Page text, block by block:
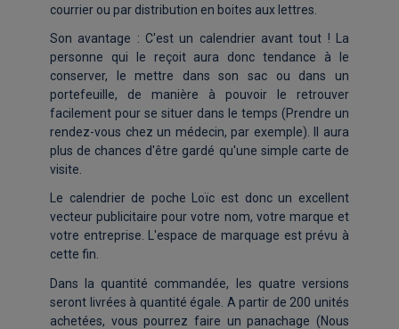
courrier ou par distribution en boites aux lettres.
Son avantage : C'est un calendrier avant tout ! La
personne qui le reçoit aura donc tendance à le
conserver, le mettre dans son sac ou dans un
portefeuille, de manière à pouvoir le retrouver
facilement pour se situer dans le temps (Prendre un
rendez-vous chez un médecin, par exemple). Il aura
plus de chances d'être gardé qu'une simple carte de
visite.
Le calendrier de poche Loïc est donc un excellent
vecteur publicitaire pour votre nom, votre marque et
votre entreprise. L'espace de marquage est prévu à
cette fin.
Dans la quantité commandée, les quatre versions
seront livrées à quantité égale. A partir de 200 unités
achetées, vous pourrez faire un panachage (Nous